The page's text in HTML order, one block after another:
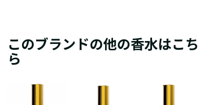
このブランドの他の香水はこち
ら